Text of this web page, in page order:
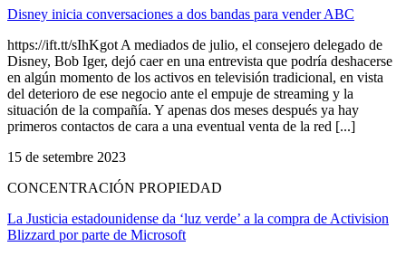
Disney inicia conversaciones a dos bandas para vender ABC
https://ift.tt/sIhKgot A mediados de julio, el consejero delegado de
Disney, Bob Iger, dejó caer en una entrevista que podría deshacerse
en algún momento de los activos en televisión tradicional, en vista
del deterioro de ese negocio ante el empuje de streaming y la
situación de la compañía. Y apenas dos meses después ya hay
primeros contactos de cara a una eventual venta de la red [...]
15 de setembre 2023
CONCENTRACIÓN PROPIEDAD
La Justicia estadounidense da ‘luz verde’ a la compra de Activision
Blizzard por parte de Microsoft